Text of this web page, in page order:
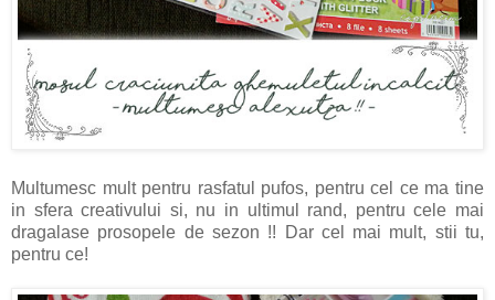
Multumesc mult pentru rasfatul pufos, pentru cel ce ma tine
in sfera creativului si, nu in ultimul rand, pentru cele mai
dragalase prosopele de sezon !! Dar cel mai mult, stii tu,
pentru ce!